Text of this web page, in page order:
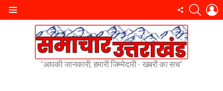
FOLLOW
"आपकी जानकारी, हमारी जिम्मेदारी - खबरों का सच"